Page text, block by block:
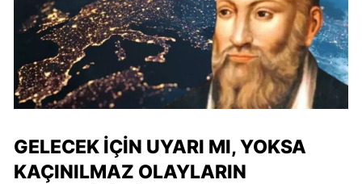
GELECEK İÇIN UYARI MI, YOKSA
KAÇINILMAZ OLAYLARIN